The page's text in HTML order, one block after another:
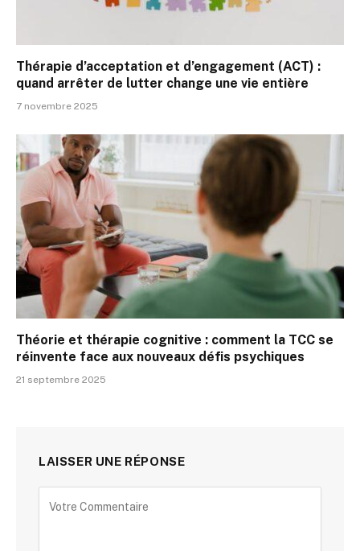
Thérapie d’acceptation et d’engagement (ACT) :
quand arrêter de lutter change une vie entière
7 novembre 2025
Théorie et thérapie cognitive : comment la TCC se
réinvente face aux nouveaux défis psychiques
21 septembre 2025
LAISSER UNE RÉPONSE